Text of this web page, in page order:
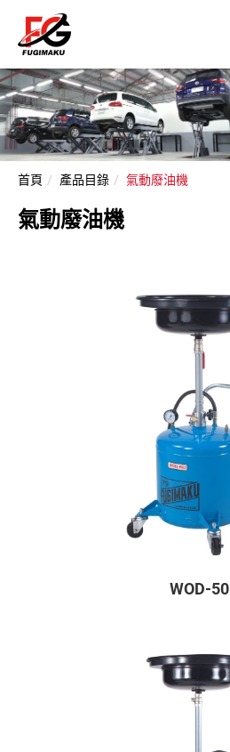
首頁 產品目錄 氣動廢油機
氣動廢油機
WOD-50